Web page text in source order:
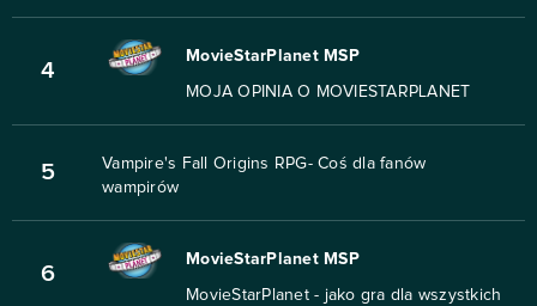
4
MovieStarPlanet MSP
MOJA OPINIA O MOVIESTARPLANET
5
Vampire's Fall Origins RPG- Coś dla fanów
wampirów
6
MovieStarPlanet MSP
MovieStarPlanet - jako gra dla wszystkich